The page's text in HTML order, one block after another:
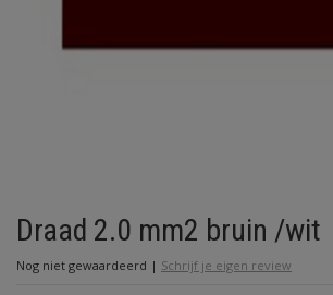
Draad 2.0 mm2 bruin /wit
Nog niet gewaardeerd | Schrijf je eigen review